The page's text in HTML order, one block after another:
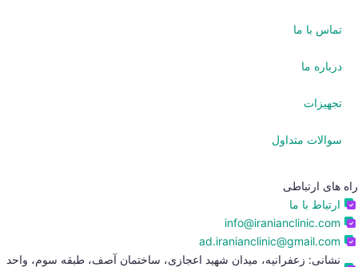
تماس با ما
درباره ما
تجهیزات
سوالات متداول
راه های ارتباطی
ارتباط با ما
info@iranianclinic.com
ad.iranianclinic@gmail.com
نشانی: زعفرانیه، میدان شهید اعجازی، ساختمان آصف، طبقه سوم، واحد